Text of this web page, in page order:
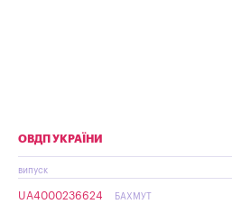
ОВДП УКРАЇНИ
випуск
UA4000236624 БАХМУТ